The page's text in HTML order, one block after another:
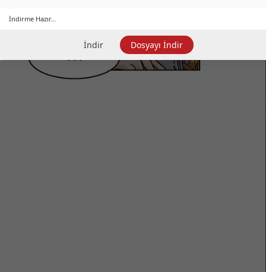
İndirme Hazır...
İndir Dosyayı İndir